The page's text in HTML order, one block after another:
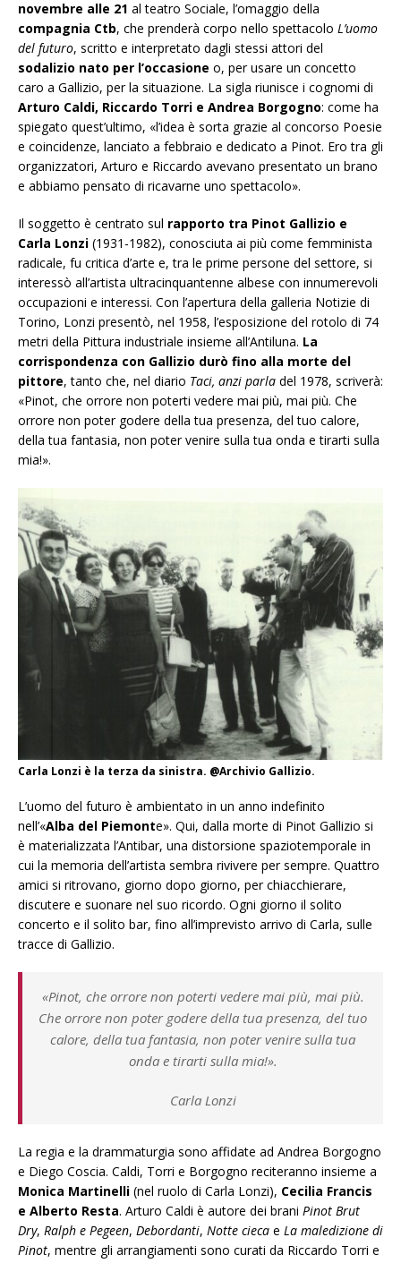
novembre alle 21 al teatro Sociale, l’omaggio della
compagnia Ctb, che prenderà corpo nello spettacolo L’uomo
del futuro, scritto e interpretato dagli stessi attori del
sodalizio nato per l’occasione o, per usare un concetto
caro a Gallizio, per la situazione. La sigla riunisce i cognomi di
Arturo Caldi, Riccardo Torri e Andrea Borgogno: come ha
spiegato quest’ultimo, «l’idea è sorta grazie al concorso Poesie
e coincidenze, lanciato a febbraio e dedicato a Pinot. Ero tra gli
organizzatori, Arturo e Riccardo avevano presentato un brano
e abbiamo pensato di ricavarne uno spettacolo».
Il soggetto è centrato sul rapporto tra Pinot Gallizio e
Carla Lonzi (1931-1982), conosciuta ai più come femminista
radicale, fu critica d’arte e, tra le prime persone del settore, si
interessò all’artista ultracinquantenne albese con innumerevoli
occupazioni e interessi. Con l’apertura della galleria Notizie di
Torino, Lonzi presentò, nel 1958, l’esposizione del rotolo di 74
metri della Pittura industriale insieme all’Antiluna. La
corrispondenza con Gallizio durò fino alla morte del
pittore, tanto che, nel diario Taci, anzi parla del 1978, scriverà:
«Pinot, che orrore non poterti vedere mai più, mai più. Che
orrore non poter godere della tua presenza, del tuo calore,
della tua fantasia, non poter venire sulla tua onda e tirarti sulla
mia!».
Carla Lonzi è la terza da sinistra. @Archivio Gallizio.
L’uomo del futuro è ambientato in un anno indefinito
nell’«Alba del Piemonte». Qui, dalla morte di Pinot Gallizio si
è materializzata l’Antibar, una distorsione spaziotemporale in
cui la memoria dell’artista sembra rivivere per sempre. Quattro
amici si ritrovano, giorno dopo giorno, per chiacchierare,
discutere e suonare nel suo ricordo. Ogni giorno il solito
concerto e il solito bar, fino all’imprevisto arrivo di Carla, sulle
tracce di Gallizio.
«Pinot, che orrore non poterti vedere mai più, mai più.
Che orrore non poter godere della tua presenza, del tuo
calore, della tua fantasia, non poter venire sulla tua
onda e tirarti sulla mia!».
Carla Lonzi
La regia e la drammaturgia sono affidate ad Andrea Borgogno
e Diego Coscia. Caldi, Torri e Borgogno reciteranno insieme a
Monica Martinelli (nel ruolo di Carla Lonzi), Cecilia Francis
e Alberto Resta. Arturo Caldi è autore dei brani Pinot Brut
Dry, Ralph e Pegeen, Debordanti, Notte cieca e La maledizione di
Pinot, mentre gli arrangiamenti sono curati da Riccardo Torri e